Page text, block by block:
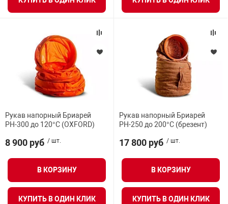
Рукав напорный Бриарей
РН-300 до 120°С (OXFORD)
8 900 руб / шт.
В КОРЗИНУ
КУПИТЬ В ОДИН КЛИК
Рукав напорный Бриарей
РН-250 до 200°С (брезент)
17 800 руб / шт.
В КОРЗИНУ
КУПИТЬ В ОДИН КЛИК